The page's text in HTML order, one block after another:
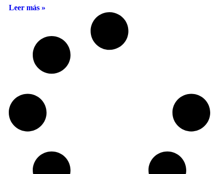
Leer más »